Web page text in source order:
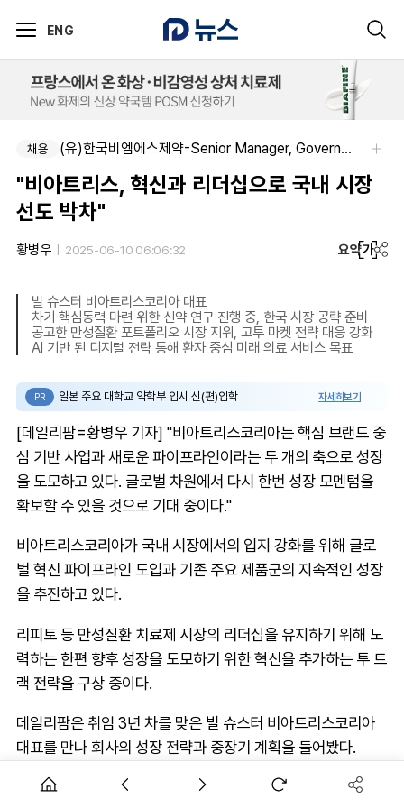
ENG
채용 (유)한국비엠에스제약-Senior Manager, Government Affairs & External Liaison (Permanent)
"비아트리스, 혁신과 리더십으로 국내 시장
선도 박차"
황병우 2025-06-10 06:06:32 요약가
빌 슈스터 비아트리스코리아 대표
차기 핵심동력 마련 위한 신약 연구 진행 중, 한국 시장 공략 준비
공고한 만성질환 포트폴리오 시장 지위, 고투 마켓 전략 대응 강화
AI 기반 된 디지털 전략 통해 환자 중심 미래 의료 서비스 목표
PR 일본 주요 대학교 약학부 입시 신(편)입학 자세히보기
[데일리팜=황병우 기자] "비아트리스코리아는 핵심 브랜드 중
심 기반 사업과 새로운 파이프라인이라는 두 개의 축으로 성장
을 도모하고 있다. 글로벌 차원에서 다시 한번 성장 모멘텀을
확보할 수 있을 것으로 기대 중이다."
비아트리스코리아가 국내 시장에서의 입지 강화를 위해 글로
벌 혁신 파이프라인 도입과 기존 주요 제품군의 지속적인 성장
을 추진하고 있다.
리피토 등 만성질환 치료제 시장의 리더십을 유지하기 위해 노
력하는 한편 향후 성장을 도모하기 위한 혁신을 추가하는 투 트
랙 전략을 구상 중이다.
데일리팜은 취임 3년 차를 맞은 빌 슈스터 비아트리스코리아
대표를 만나 회사의 성장 전략과 중장기 계획을 들어봤다.
취임 3년 차 맞은 빌 슈스터 대표, "조직문화 혁신 성장의 핵심"